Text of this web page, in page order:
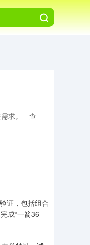
求。
查
证，包括组合
成“一箭36